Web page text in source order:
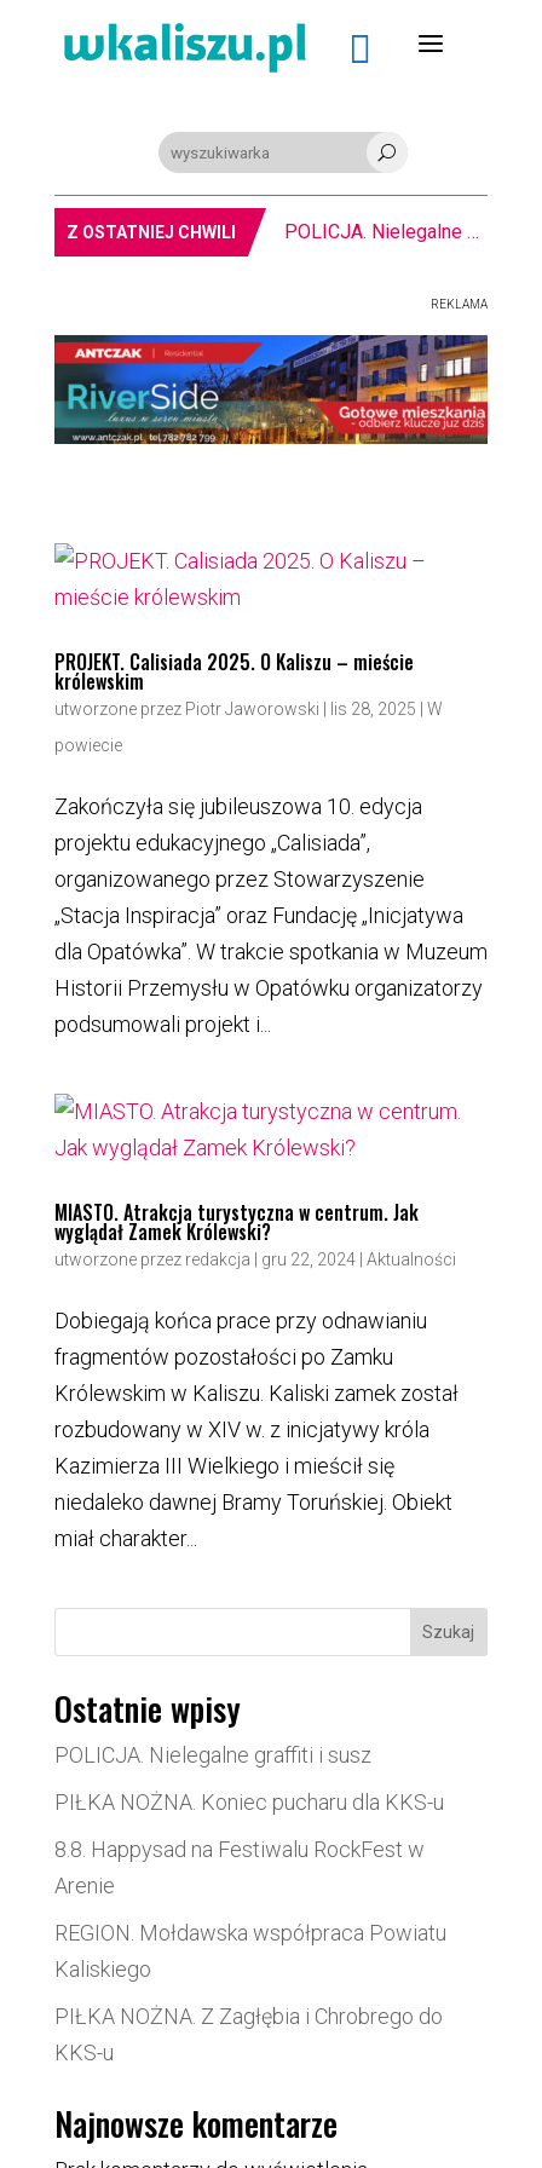
 a
U
Z OSTATNIEJ CHWILI POLICJA. Nielegalne graffiti i susz
REKLAMA
PROJEKT. Calisiada 2025. O Kaliszu – mieście
królewskim
utworzone przez Piotr Jaworowski | lis 28, 2025 | W
powiecie
Zakończyła się jubileuszowa 10. edycja
projektu edukacyjnego „Calisiada”,
organizowanego przez Stowarzyszenie
„Stacja Inspiracja” oraz Fundację „Inicjatywa
dla Opatówka”. W trakcie spotkania w Muzeum
Historii Przemysłu w Opatówku organizatorzy
podsumowali projekt i...
MIASTO. Atrakcja turystyczna w centrum. Jak
wyglądał Zamek Królewski?
utworzone przez redakcja | gru 22, 2024| Aktualności
Dobiegają końca prace przy odnawianiu
fragmentów pozostałości po Zamku
Królewskim w Kaliszu. Kaliski zamek został
rozbudowany w XIV w. z inicjatywy króla
Kazimierza III Wielkiego i mieścił się
niedaleko dawnej Bramy Toruńskiej. Obiekt
miał charakter...
Szukaj
Ostatnie wpisy
POLICJA. Nielegalne graffiti i susz
PIŁKA NOŻNA. Koniec pucharu dla KKS-u
8.8. Happysad na Festiwalu RockFest w
Arenie
REGION. Mołdawska współpraca Powiatu
Kaliskiego
PIŁKA NOŻNA. Z Zagłębia i Chrobrego do
KKS-u
Najnowsze komentarze